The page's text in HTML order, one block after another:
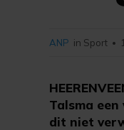
Talsma
dit niet
ANP in Sport •